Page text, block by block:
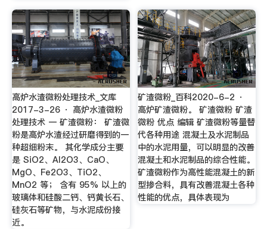
高炉水渣微粉处理技术_文库
2017-3-26 · 高炉水渣微粉
处理技术 一 矿渣微粉： 矿渣微
粉是高炉水渣经过研磨得到的一
种超细粉末。 其化学成分主要
是 SiO2、Al2O3、CaO、
MgO、Fe2O3、TiO2、
MnO2 等； 含有 95% 以上的
玻璃体和硅酸二钙、钙黄长石、
硅灰石等矿物，与水泥成份接
近。
矿渣微粉_百科2020-6-2 ·
高炉矿渣微粉。 矿渣微粉 矿渣
微粉 优点 编辑 矿渣微粉等量替
代各种用途 混凝土及水泥制品
中的水泥用量，可以明显的改善
混凝土和水泥制品的综合性能。
矿渣微粉作为高性能混凝土的新
型掺合料，具有改善混凝土各种
性能的优点，具体表现为